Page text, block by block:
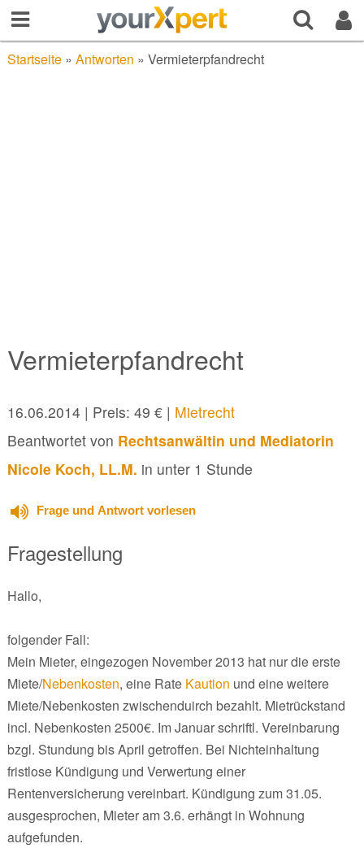
Startseite» Antworten » Vermieterpfandrecht
Vermieterpfandrecht
16.06.2014| Preis: 49 € | Mietrecht
Beantwortet von Rechtsanwältin und Mediatorin
Nicole Koch, LL.M. in unter 1 Stunde
Frage und Antwort vorlesen
Fragestellung
Hallo,
folgender Fall:
Mein Mieter, eingezogen November 2013 hat nur die erste
Miete/Nebenkosten, eine Rate Kaution und eine weitere
Miete/Nebenkosten zwischenduirch bezahlt. Mietrückstand
incl. Nebenkosten 2500€. Im Januar schriftl. Vereinbarung
bzgl. Stundung bis April getroffen. Bei Nichteinhaltung
fristlose Kündigung und Verwertung einer
Rentenversicherung vereinbart. Kündigung zum 31.05.
ausgesprochen, Mieter am 3.6. erhängt in Wohnung
aufgefunden.